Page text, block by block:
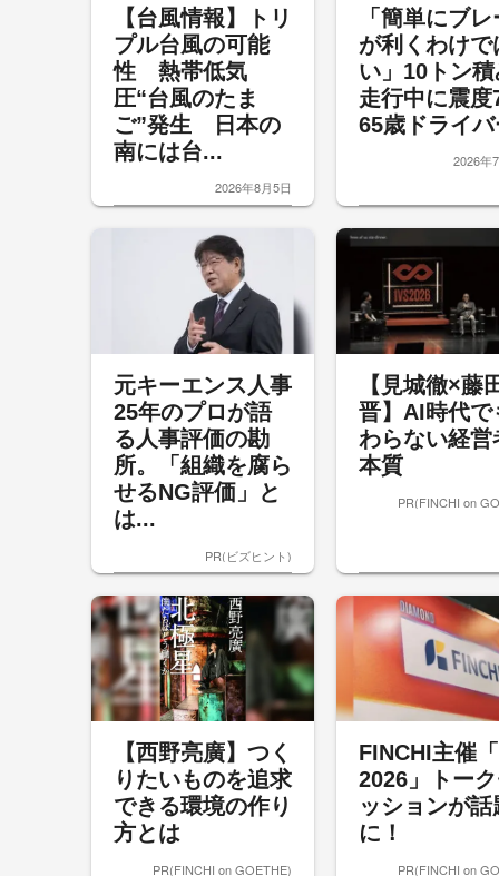
【台風情報】トリ
プル台風の可能
性 熱帯低気
圧“台風のたま
ご”発生 日本の
南には台...
2026年8月5日
「簡単にブ
が利くわけで
い」10トン
走行中に震
65歳ドライ
2026年
元キーエンス人事
25年のプロが語
る人事評価の勘
所。「組織を腐ら
せるNG評価」と
は...
PR(ビズヒント)
【見城徹×藤
晋】AI時代で
わらない経営
本質
PR(FINCHI on
【西野亮廣】つく
りたいものを追求
できる環境の作り
方とは
PR(FINCHI on GOETHE)
FINCHI主催
2026」トー
ッションが話
に！
PR(FINCHI on